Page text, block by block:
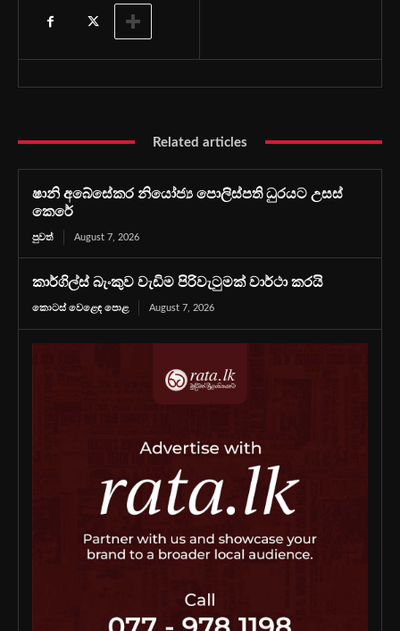
Related articles
ෂානි අබේසේකර නියෝජ්‍ය පොලිස්පති ධුරයට උසස්
කෙරේ
පුවත් August 7, 2026
කාර්ගිල්ස් බැංකුව වැඩිම පිරිවැටුමක් වාර්ථා කරයි
කොටස් වෙළෙඳ පොළ August 7, 2026